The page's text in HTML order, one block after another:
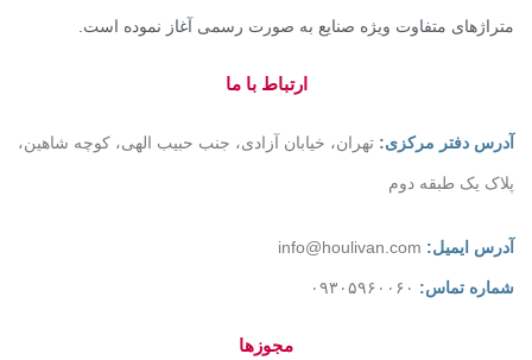
متراژهای متفاوت ویژه صنایع به صورت رسمی آغاز نموده است.
ارتباط با ما
آدرس دفتر مرکزی: تهران، خیابان آزادی، جنب حبیب الهی، کوچه شاهین،
پلاک یک طبقه دوم
آدرس ایمیل: info@houlivan.com
شماره تماس: ۰۹۳۰۵۹۶۰۰۶۰
مجوزها